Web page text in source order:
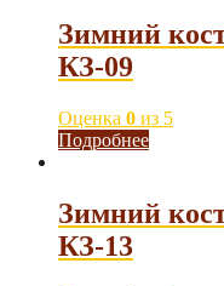
Зимний
КЗ-09
Оценка 0 из 5
Подробнее
Зимний
КЗ-13